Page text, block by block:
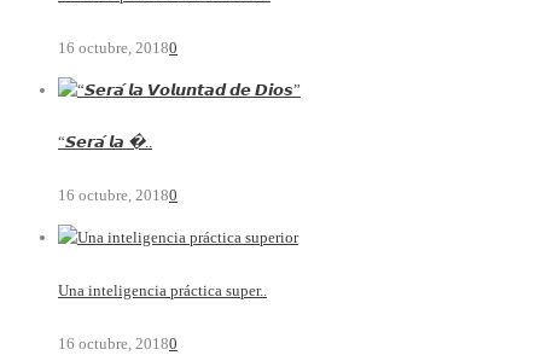
16 octubre, 20180
“𝙎𝙚𝙧𝙖́ 𝙡𝙖 �..
16 octubre, 20180
Una inteligencia práctica super..
16 octubre, 20180